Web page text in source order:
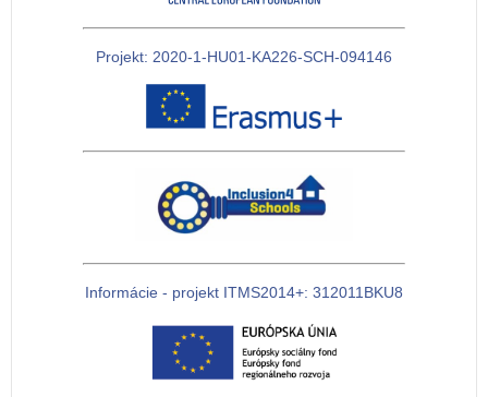
Projekt: 2020-1-HU01-KA226-SCH-094146
Informácie - projekt ITMS2014+: 312011BKU8